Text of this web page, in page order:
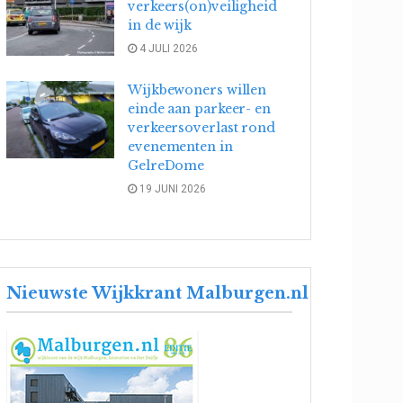
verkeers(on)veiligheid
in de wijk
4 JULI 2026
Wijkbewoners willen
einde aan parkeer- en
verkeersoverlast rond
evenementen in
GelreDome
19 JUNI 2026
Nieuwste Wijkkrant Malburgen.nl